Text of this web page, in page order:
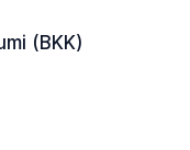
(BKK)